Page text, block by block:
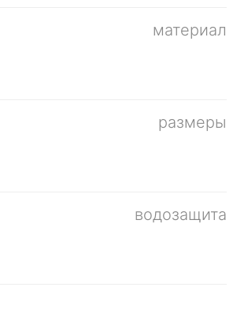
материал
размеры
водозащита